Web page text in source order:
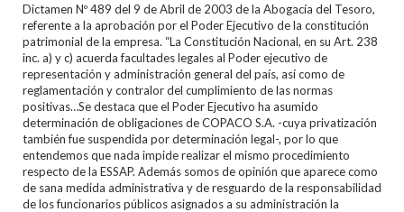
Dictamen Nº 489 del 9 de Abril de 2003 de la Abogacía del Tesoro,
referente a la aprobación por el Poder Ejecutivo de la constitución
patrimonial de la empresa. “La Constitución Nacional, en su Art. 238
inc. a) y c) acuerda facultades legales al Poder ejecutivo de
representación y administración general del país, así como de
reglamentación y contralor del cumplimiento de las normas
positivas…Se destaca que el Poder Ejecutivo ha asumido
determinación de obligaciones de COPACO S.A. -cuya privatización
también fue suspendida por determinación legal-, por lo que
entendemos que nada impide realizar el mismo procedimiento
respecto de la ESSAP. Además somos de opinión que aparece como
de sana medida administrativa y de resguardo de la responsabilidad
de los funcionarios públicos asignados a su administración la